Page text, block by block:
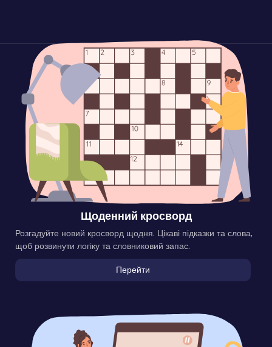
Щоденний кросворд
Розгадуйте новий кросворд щодня. Цікаві підказки та слова,
щоб розвинути логіку та словниковий запас.
Перейти